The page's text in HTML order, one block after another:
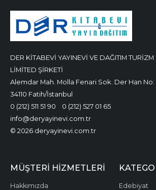
DER KİTABEVİ YAYINEVİ VE DAĞITIM
LİMİTED ŞİRKETİ
Alemdar Mah. Molla Fenari Sok. Der Han
34110 Fatih/İstanbul
0 (212) 511 51 90
0 (212) 527 01 65
info@deryayinevi.com.tr
© 2026 deryayinevi.com.tr
MÜŞTERI HIZMETLERI
Hakkımızda
Edebiyat